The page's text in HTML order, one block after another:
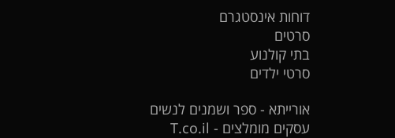
דוחות אינסטגרם
סרטים
בתי קולנוע
סרטי ילדים
אורייתא - ספר ושמנים לנשים
עסקים מומלצים - T.co.il